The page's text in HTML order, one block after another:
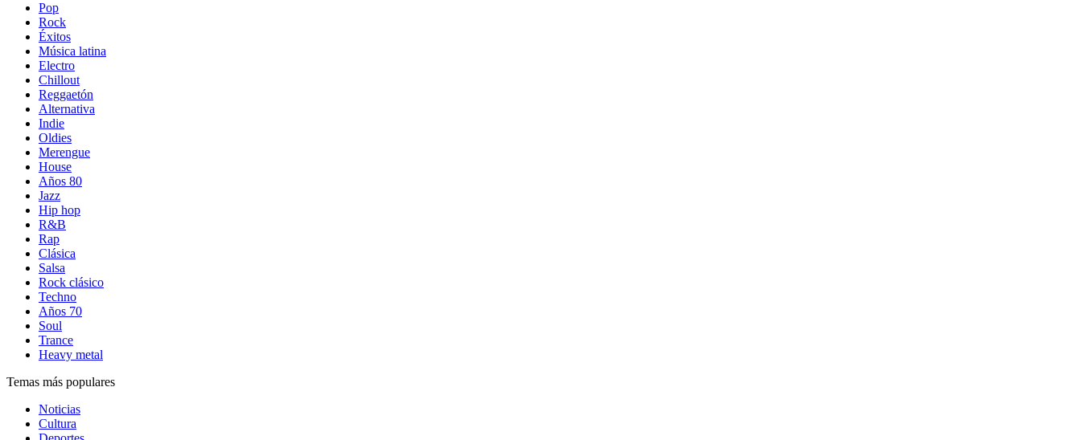
Pop
Rock
Éxitos
Música latina
Electro
Chillout
Reggaetón
Alternativa
Indie
Oldies
Merengue
House
Años 80
Jazz
Hip hop
R&B
Rap
Clásica
Salsa
Rock clásico
Techno
Años 70
Soul
Trance
Heavy metal
Temas más populares
Noticias
Cultura